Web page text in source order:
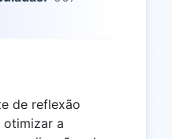
de reflexão
otimizar a